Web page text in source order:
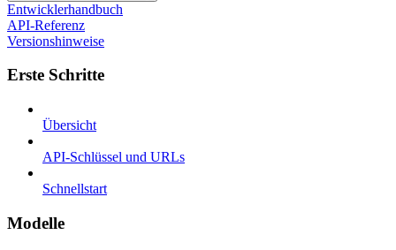
Entwicklerhandbuch
API-Referenz
Versionshinweise
Erste Schritte
Übersicht
API-Schlüssel und URLs
Schnellstart
Modelle